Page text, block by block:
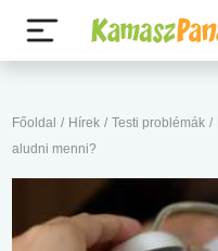
Főoldal / Hírek / Testi problémák /
aludni menni?